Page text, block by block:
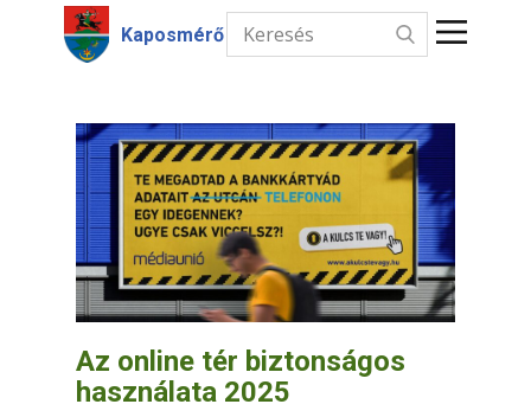
Kaposmérő
Hírek
Intézmények
Információk
Kapcsolat
Az online tér biztonságos
használata 2025